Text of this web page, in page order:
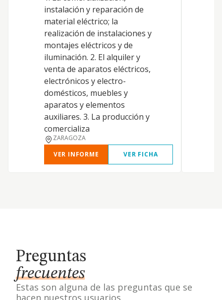
instalación y reparación de
material eléctrico; la
realización de instalaciones y
montajes eléctricos y de
iluminación. 2. El alquiler y
venta de aparatos eléctricos,
electrónicos y electro-
domésticos, muebles y
aparatos y elementos
auxiliares. 3. La producción y
comercializa
ZARAGOZA
VER INFORME
VER FICHA
Preguntas
frecuentes
Estas son alguna de las preguntas que se
hacen nuestros usuarios